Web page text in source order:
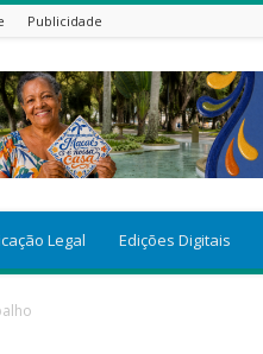
Publicidade
Legal Edições Digitais